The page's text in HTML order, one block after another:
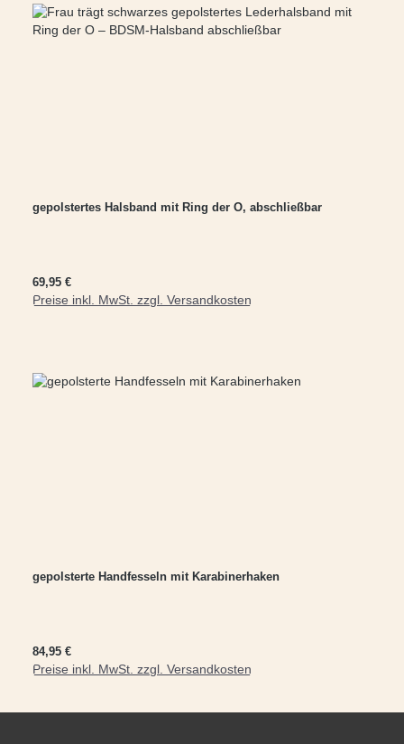
gepolstertes Halsband mit Ring der O, abschließbar
Regulärer Preis:
69,95 €
Preise inkl. MwSt. zzgl. Versandkosten
In den Warenkorb
gepolsterte Handfesseln mit Karabinerhaken
Regulärer Preis:
84,95 €
Preise inkl. MwSt. zzgl. Versandkosten
In den Warenkorb